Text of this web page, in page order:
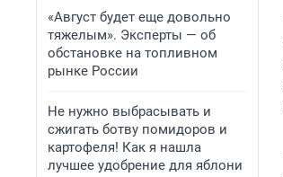
«Август будет еще довольно
тяжелым». Эксперты — об
обстановке на топливном
рынке России
Не нужно выбрасывать и
сжигать ботву помидоров и
картофеля! Как я нашла
лучшее удобрение для яблони